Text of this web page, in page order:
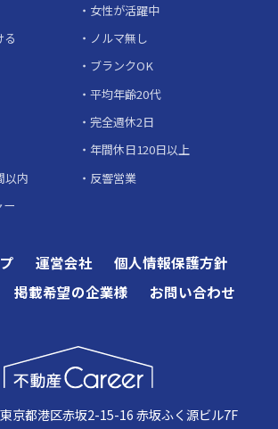
女性が活躍中
る
ノルマ無し
ブランクOK
平均年齢20代
完全週休2日
年間休日120日以上
以内
反響営業
運営会社
個人情報保護方針
掲載希望の企業様 お問い合わせ
京都港区赤坂2-15-16 赤坂ふく源ビル7F